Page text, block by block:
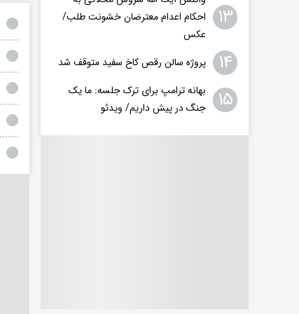
۱۳
احکام اعدام معترضان خشونت طلب/
عکس
۱۴ پروژه سالن رقص کاخ سفید متوقف شد
۱۵
بهانه ترامپ برای ترک جلسه: ما یک
جنگ در پیش داریم/ ویدئو